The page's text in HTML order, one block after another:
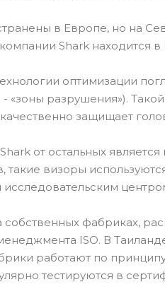
в Европе, но на
Shark находится
оптимизации
«зоны разрушения»).
защищает
от остальных
такие визоры
фабриках,
ISO. В
работают по
тестируются в